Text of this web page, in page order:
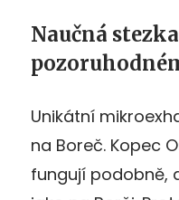
Naučná
Unikátní
na Boreč. Kopec
fungují podobně,